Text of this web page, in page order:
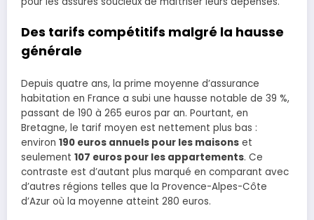
Des tarifs compétitifs malgré la hausse
générale
Depuis quatre ans, la prime moyenne d’assurance
habitation en France a subi une hausse notable de 39 %,
passant de 190 à 265 euros par an. Pourtant, en
Bretagne, le tarif moyen est nettement plus bas :
environ 190 euros annuels pour les maisons et
seulement 107 euros pour les appartements. Ce
contraste est d’autant plus marqué en comparant avec
d’autres régions telles que la Provence-Alpes-Côte
d’Azur où la moyenne atteint 280 euros.